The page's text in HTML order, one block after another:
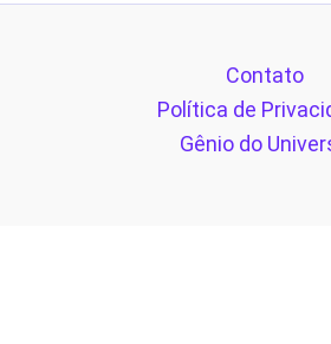
Contato
Política de
Gênio do